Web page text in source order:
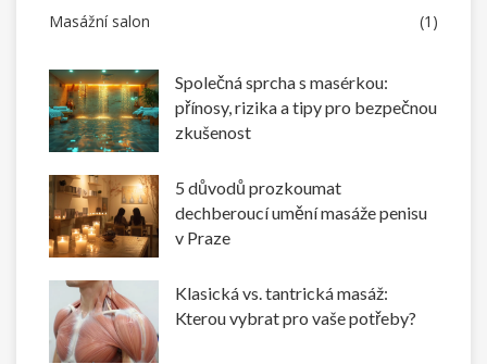
Masážní salon (1)
Společná sprcha s masérkou:
přínosy, rizika a tipy pro bezpečnou
zkušenost
5 důvodů prozkoumat
dechberoucí umění masáže penisu
v Praze
Klasická vs. tantrická masáž:
Kterou vybrat pro vaše potřeby?